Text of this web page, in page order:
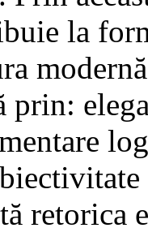
la
prin:
retorica